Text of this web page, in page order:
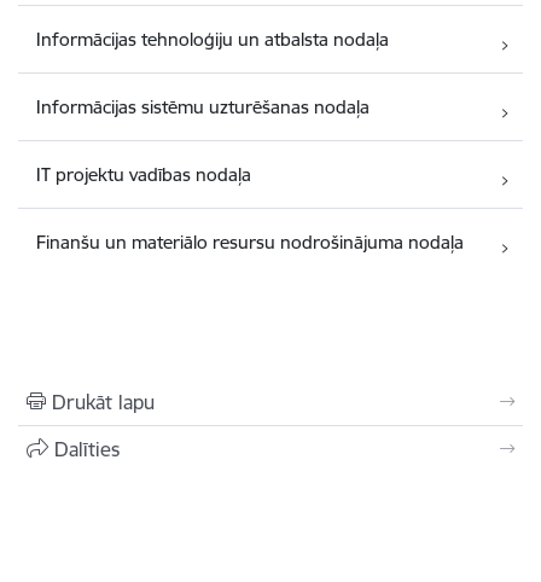
Informācijas tehnoloģiju un atbalsta nodaļa
Informācijas sistēmu uzturēšanas nodaļa
IT projektu vadības nodaļa
Finanšu un materiālo resursu nodrošinājuma nodaļa
Drukāt lapu
Dalīties